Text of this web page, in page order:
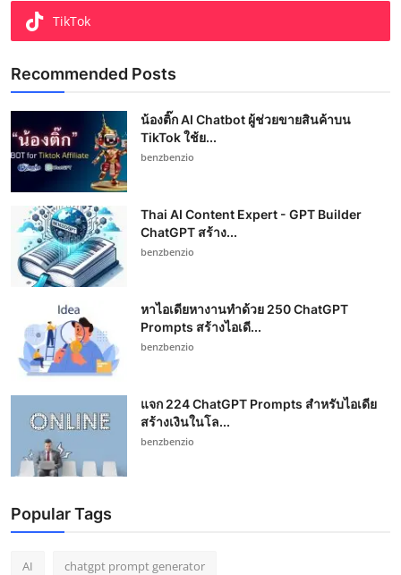
TikTok
Recommended Posts
น้องติ๊ก AI Chatbot ผู้ช่วยขายสินค้าบน
TikTok ใช้ย...
benzbenzio
Thai AI Content Expert - GPT Builder
ChatGPT สร้าง...
benzbenzio
หาไอเดียหางานทำด้วย 250 ChatGPT
Prompts สร้างไอเดี...
benzbenzio
แจก 224 ChatGPT Prompts สำหรับไอเดีย
สร้างเงินในโล...
benzbenzio
Popular Tags
AI chatgpt prompt generator